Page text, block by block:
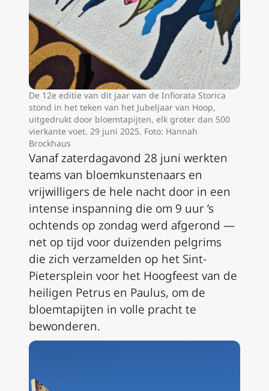
De 12e editie van dit jaar van de Infiorata Storica
stond in het teken van het Jubeljaar van Hoop,
uitgedrukt door bloemtapijten, elk groter dan 500
vierkante voet. 29 juni 2025. Foto: Hannah
Brockhaus
Vanaf zaterdagavond 28 juni werkten
teams van bloemkunstenaars en
vrijwilligers de hele nacht door in een
intense inspanning die om 9 uur ’s
ochtends op zondag werd afgerond —
net op tijd voor duizenden pelgrims
die zich verzamelden op het Sint-
Pietersplein voor het Hoogfeest van de
heiligen Petrus en Paulus, om de
bloemtapijten in volle pracht te
bewonderen.